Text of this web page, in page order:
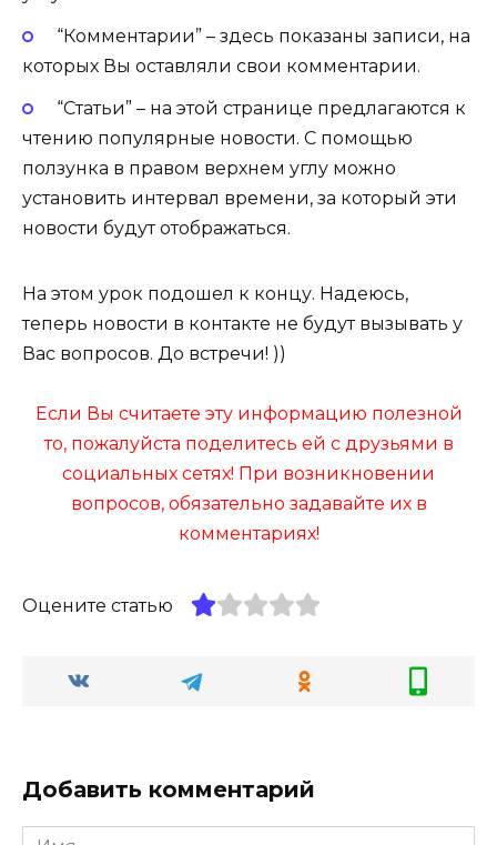
“Комментарии” – здесь показаны записи, на
которых Вы оставляли свои комментарии.
“Статьи” – на этой странице предлагаются к
чтению популярные новости. С помощью
ползунка в правом верхнем углу можно
установить интервал времени, за который эти
новости будут отображаться.
На этом урок подошел к концу. Надеюсь,
теперь новости в контакте не будут вызывать у
Вас вопросов. До встречи! ))
Если Вы считаете эту информацию полезной
то, пожалуйста поделитесь ей с друзьями в
социальных сетях! При возникновении
вопросов, обязательно задавайте их в
комментариях!
Оцените статью
Добавить комментарий
Имя